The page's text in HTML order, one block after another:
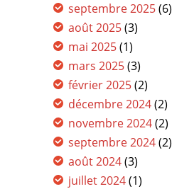
septembre 2025(6)
août 2025(3)
mai 2025(1)
mars 2025(3)
février 2025(2)
décembre 2024(2)
novembre 2024(2)
septembre 2024(2)
août 2024(3)
juillet 2024(1)